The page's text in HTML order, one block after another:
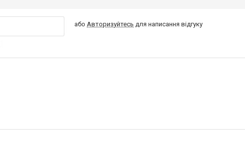
абоАвторизуйтесь для написання відгуку